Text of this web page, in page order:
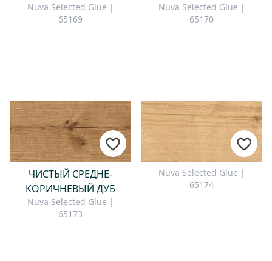
Nuva Selected Glue |
65169
Nuva Selected Glue |
65170
ЧИСТЫЙ СРЕДНЕ-
КОРИЧНЕВЫЙ ДУБ
Nuva Selected Glue |
65173
Nuva Selected Glue |
65174